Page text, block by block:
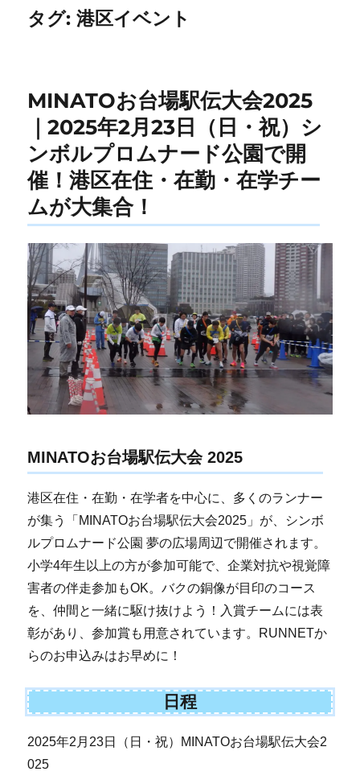
タグ:港区イベント
MINATOお台場駅伝大会2025
｜2025年2月23日（日・祝）シ
ンボルプロムナード公園で開
催！港区在住・在勤・在学チー
ムが大集合！
MINATOお台場駅伝大会 2025
港区在住・在勤・在学者を中心に、多くのランナー
が集う「MINATOお台場駅伝大会2025」が、シンボ
ルプロムナード公園 夢の広場周辺で開催されます。
小学4年生以上の方が参加可能で、企業対抗や視覚障
害者の伴走参加もOK。バクの銅像が目印のコース
を、仲間と一緒に駆け抜けよう！入賞チームには表
彰があり、参加賞も用意されています。RUNNETか
らのお申込みはお早めに！
日程
2025年2月23日（日・祝）MINATOお台場駅伝大会2
025